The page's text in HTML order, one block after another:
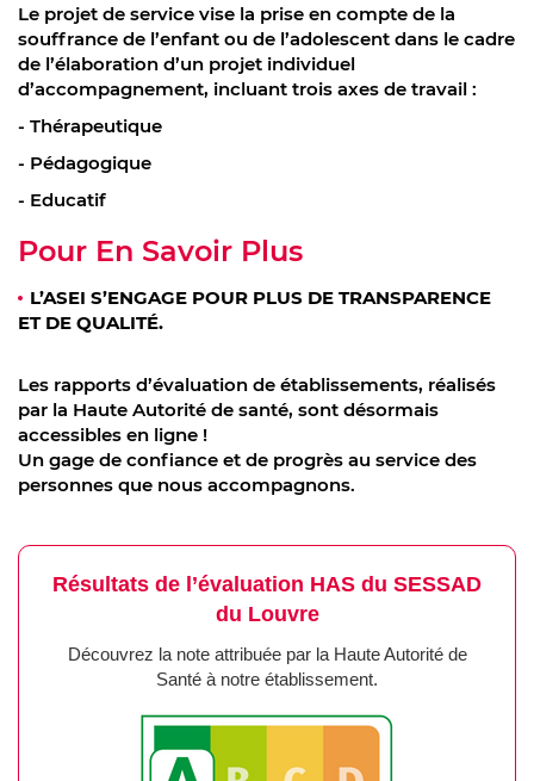
Le projet de service vise la prise en compte de la
souffrance de l’enfant ou de l’adolescent dans le cadre
de l’élaboration d’un projet individuel
d’accompagnement, incluant trois axes de travail :
- Thérapeutique
- Pédagogique
- Educatif
Pour En Savoir Plus
L’ASEI S’ENGAGE POUR PLUS DE TRANSPARENCE
ET DE QUALITÉ.
Les rapports d’évaluation de établissements, réalisés
par la Haute Autorité de santé, sont désormais
accessibles en ligne !
Un gage de confiance et de progrès au service des
personnes que nous accompagnons.
Résultats de l’évaluation HAS du SESSAD
du Louvre
Découvrez la note attribuée par la Haute Autorité de
Santé à notre établissement.